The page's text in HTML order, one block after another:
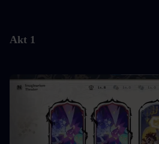
Akt 1